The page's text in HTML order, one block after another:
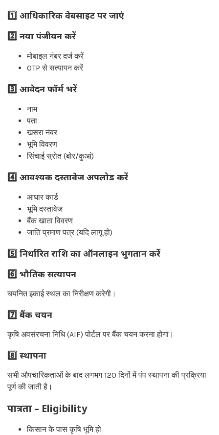
1️⃣ आधिकारिक वेबसाइट पर जाएं
2️⃣ नया पंजीयन करें
मोबाइल नंबर दर्ज करें
OTP से सत्यापन करें
3️⃣ आवेदन फॉर्म भरें
नाम
पता
खसरा नंबर
भूमि विवरण
सिंचाई स्रोत (बोर/कुआं)
4️⃣ आवश्यक दस्तावेज अपलोड करें
आधार कार्ड
भूमि दस्तावेज
बैंक खाता विवरण
जाति प्रमाण पत्र (यदि लागू हो)
5️⃣ निर्धारित राशि का ऑनलाइन भुगतान करें
6️⃣ भौतिक सत्यापन
चयनित इकाई स्थल का निरीक्षण करेगी।
7️⃣ बैंक चयन
कृषि अवसंरचना निधि (AIF) पोर्टल पर बैंक चयन करना होगा।
8️⃣ स्थापना
सभी औपचारिकताओं के बाद लगभग 120 दिनों में पंप स्थापना की प्रक्रिया
पूर्ण की जाती है।
पात्रता – Eligibility
किसान के पास कृषि भूमि हो